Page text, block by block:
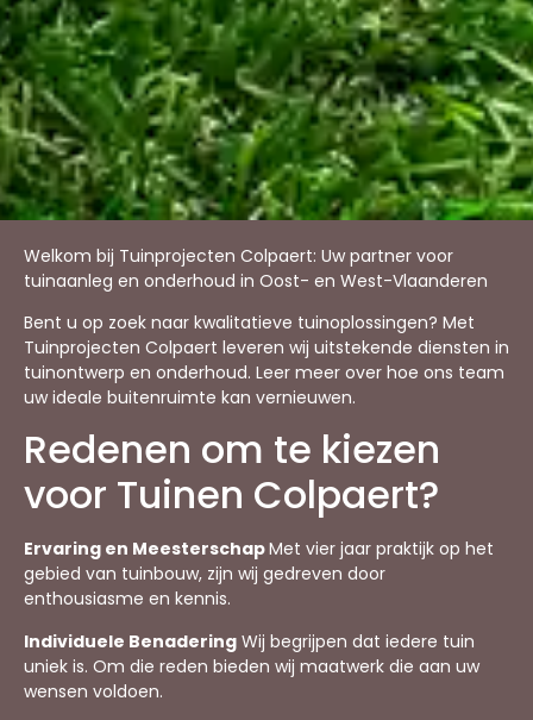
Welkom bij Tuinprojecten Colpaert: Uw partner voor
tuinaanleg en onderhoud in Oost- en West-Vlaanderen
Bent u op zoek naar kwalitatieve tuinoplossingen? Met
Tuinprojecten Colpaert leveren wij uitstekende diensten in
tuinontwerp en onderhoud. Leer meer over hoe ons team
uw ideale buitenruimte kan vernieuwen.
Redenen om te kiezen
voor Tuinen Colpaert?
Ervaring en MeesterschapMet vier jaar praktijk op het
gebied van tuinbouw, zijn wij gedreven door
enthousiasme en kennis.
Individuele Benadering Wij begrijpen dat iedere tuin
uniek is. Om die reden bieden wij maatwerk die aan uw
wensen voldoen.